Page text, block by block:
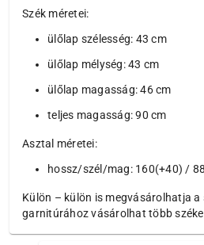
Szék méretei:
ülőlap szélesség: 43 cm
ülőlap mélység: 43 cm
ülőlap magasság: 46 cm
teljes magasság: 90 cm
Asztal méretei:
hossz/szél/mag: 160(+40) /
Külön – külön is megvásárolhatja
garnitúrához vásárolhat több